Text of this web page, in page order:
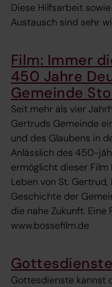
Diese Hilfsarbeit
Austausch sind sehr
Film: Immer
450 Jahre
Gemeinde
Seit mehr als vier
Gertruds Gemeinde
und des Glaubens in
Anlässlich des 450-
ermöglicht dieser Film
Leben von St.
Geschichte der
die nahe Zukunft. Eine
www.bossefilm.de
Gottesdienste
Gottesdienste kannst